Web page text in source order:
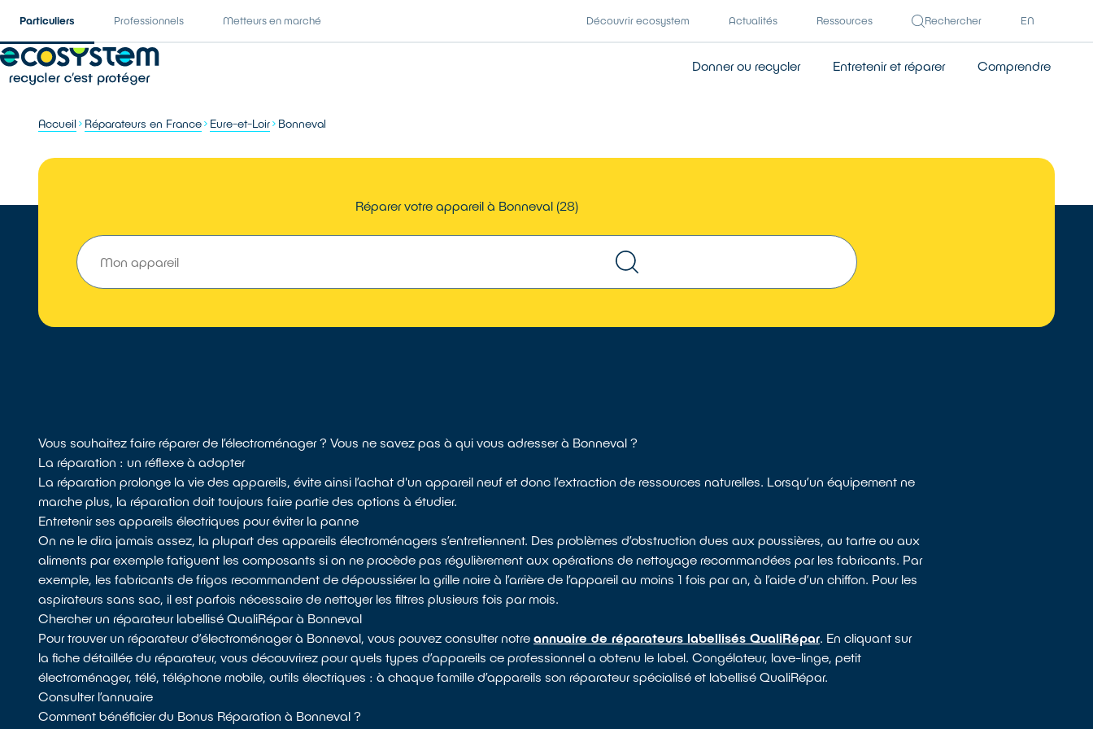
Particuliers Professionnels Metteurs en marché Découvrir ecosystem Actualités Ressources Rechercher EN
Donner ou recycler Entretenir et réparer Comprendre
Accueil Réparateurs en France Eure-et-Loir Bonneval
Réparer votre appareil à Bonneval (28)
Vous souhaitez faire réparer de l’électroménager ? Vous ne savez pas à qui vous adresser à Bonneval ?
La réparation : un réflexe à adopter
La réparation prolonge la vie des appareils, évite ainsi l’achat d'un appareil neuf et donc l’extraction de ressources naturelles. Lorsqu’un équipement ne
marche plus, la réparation doit toujours faire partie des options à étudier.
Entretenir ses appareils électriques pour éviter la panne
On ne le dira jamais assez, la plupart des appareils électroménagers s’entretiennent. Des problèmes d’obstruction dues aux poussières, au tartre ou aux
aliments par exemple fatiguent les composants si on ne procède pas régulièrement aux opérations de nettoyage recommandées par les fabricants. Par
exemple, les fabricants de frigos recommandent de dépoussiérer la grille noire à l’arrière de l’appareil au moins 1 fois par an, à l’aide d’un chiffon. Pour les
aspirateurs sans sac, il est parfois nécessaire de nettoyer les filtres plusieurs fois par mois.
Chercher un réparateur labellisé QualiRépar à Bonneval
Pour trouver un réparateur d’électroménager à Bonneval, vous pouvez consulter notreannuaire de réparateurs labellisés QualiRépar. En cliquant sur
la fiche détaillée du réparateur, vous découvrirez pour quels types d’appareils ce professionnel a obtenu le label. Congélateur, lave-linge, petit
électroménager, télé, téléphone mobile, outils électriques : à chaque famille d’appareils son réparateur spécialisé et labellisé QualiRépar.
Consulter l’annuaire
Comment bénéficier du Bonus Réparation à Bonneval ?